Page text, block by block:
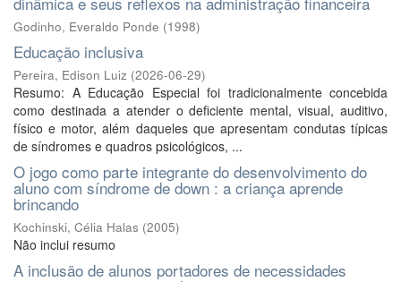
Godinho, Everaldo Ponde (1998)
Educação inclusiva
Pereira, Edison Luiz (2026-06-29)
Resumo: A Educação Especial foi tradicionalmente concebida
como destinada a atender o deficiente mental, visual, auditivo,
físico e motor, além daqueles que apresentam condutas típicas
de síndromes e quadros psicológicos, ...
O jogo como parte integrante do desenvolvimento do
aluno com síndrome de down : a criança aprende
brincando
Kochinski, Célia Halas (2005)
Não inclui resumo
A inclusão de alunos portadores de necessidades